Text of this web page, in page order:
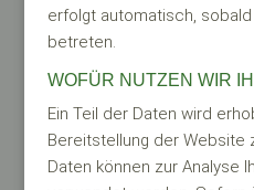
erfolgt automatisch,
betreten.
WOFÜR NUTZEN WIR
Ein Teil der Daten wird
Bereitstellung der Website
Daten können zur Analyse